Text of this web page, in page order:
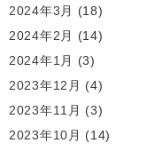
2024年3月
(18)
2024年2月
(14)
2024年1月
(3)
2023年12月 (4)
2023年11月 (3)
2023年10月 (14)